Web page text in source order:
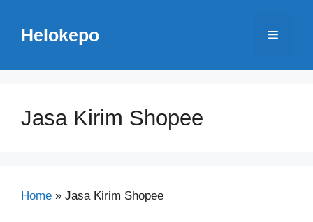
Helokepo Menu
Jasa Kirim Shopee
Home » Jasa Kirim Shopee